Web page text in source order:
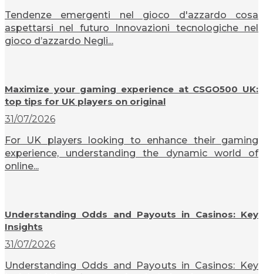
Tendenze emergenti nel gioco d'azzardo cosa
aspettarsi nel futuro Innovazioni tecnologiche nel
gioco d’azzardo Negli...
Maximize your gaming experience at CSGO500 UK:
top tips for UK players on original
31/07/2026
For UK players looking to enhance their gaming
experience, understanding the dynamic world of
online...
Understanding Odds and Payouts in Casinos: Key
Insights
31/07/2026
Understanding Odds and Payouts in Casinos: Key